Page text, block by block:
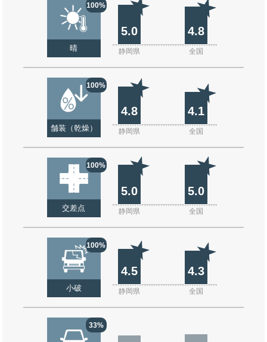
100%
晴
5.0 4.8
静岡県 全国
100%
舗装（乾燥）
4.8 4.1
静岡県 全国
100%
交差点
5.0 5.0
静岡県 全国
100%
小破
4.5 4.3
静岡県 全国
33%